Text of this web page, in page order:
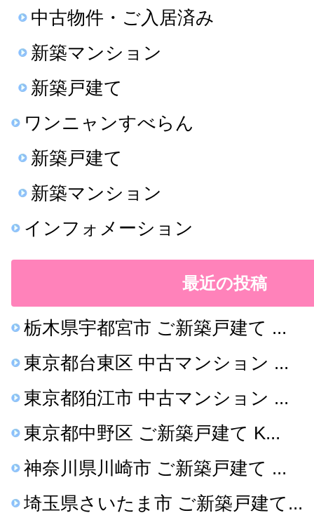
中古物件・ご入居済み
新築マンション
新築戸建て
ワンニャンすべらん
新築戸建て
新築マンション
インフォメーション
最近の投稿
栃木県宇都宮市 ご新築戸建て ...
東京都台東区 中古マンション ...
東京都狛江市 中古マンション ...
東京都中野区 ご新築戸建て K...
神奈川県川崎市 ご新築戸建て ...
埼玉県さいたま市 ご新築戸建て...